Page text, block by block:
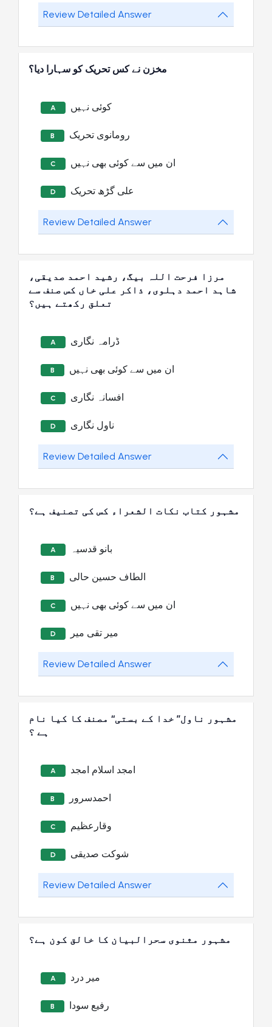
Review Detailed Answer
مخزن نے کس تحریک کو سہارا دیا؟
A کوئی نہیں
B رومانوی تحریک
C ان میں سے کوئی بھی نہیں
D علی گڑھ تحریک
Review Detailed Answer
مرزا فرحت اللہ بیگ، رشید احمد صدیقی،
شاہد احمد دہلوی، ذاکر علی خاں کس صنف سے
تعلق رکھتے ہیں؟
A ڈرامہ نگاری
B ان میں سے کوئی بھی نہیں
C افسانہ نگاری
D ناول نگاری
Review Detailed Answer
مشہور کتاب نکات الشعراء کس کی تصنیف ہے؟
A بانو قدسیہ
B الطاف حسین حالی
C ان میں سے کوئی بھی نہیں
D میر تقی میر
Review Detailed Answer
مشہور ناول’’ خدا کے بستی‘‘ مصنف کا کیا نام
ہے ؟
A امجد اسلام امجد
B احمدسرور
C وقارعظیم
D شوکت صدیقی
Review Detailed Answer
مشہور مثنوی سحرالبیان کا خالق کون ہے؟
A میر درد
B رفیع سودا